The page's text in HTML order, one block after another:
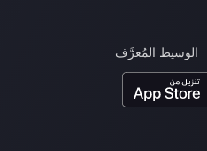
الوسيط المُعرَّف